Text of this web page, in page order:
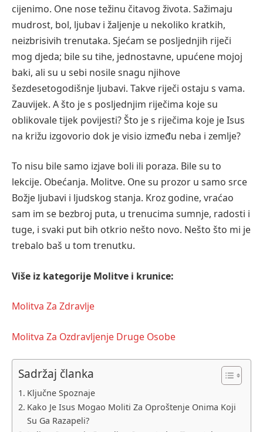
cijenimo. One nose težinu čitavog života. Sažimaju
mudrost, bol, ljubav i žaljenje u nekoliko kratkih,
neizbrisivih trenutaka. Sjećam se posljednjih riječi
mog djeda; bile su tihe, jednostavne, upućene mojoj
baki, ali su u sebi nosile snagu njihove
šezdesetogodišnje ljubavi. Takve riječi ostaju s vama.
Zauvijek. A što je s posljednjim riječima koje su
oblikovale tijek povijesti? Što je s riječima koje je Isus
na križu izgovorio dok je visio između neba i zemlje?
To nisu bile samo izjave boli ili poraza. Bile su to
lekcije. Obećanja. Molitve. One su prozor u samo srce
Božje ljubavi i ljudskog stanja. Kroz godine, vraćao
sam im se bezbroj puta, u trenucima sumnje, radosti i
tuge, i svaki put bih otkrio nešto novo. Nešto što mi je
trebalo baš u tom trenutku.
Više iz kategorije Molitve i krunice:
Molitva Za Zdravlje
Molitva Za Ozdravljenje Druge Osobe
Sadržaj članka
Ključne Spoznaje
Kako Je Isus Mogao Moliti Za Oproštenje Onima Koji
Su Ga Razapeli?